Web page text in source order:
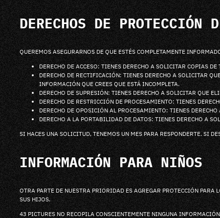
DERECHOS DE PROTECCIÓN
QUEREMOS ASEGURARNOS DE QUE ESTÉS COMPLETAMENTE
DERECHO DE ACCESO: TIENES DERECHO A SOLICITAR COPIAS
DERECHO DE RECTIFICACIÓN: TIENES DERECHO A SOLICITAR
INFORMACIÓN QUE CREES QUE ESTÁ INCOMPLETA.
DERECHO DE SUPRESIÓN: TIENES DERECHO A SOLICITAR QUE
DERECHO DE RESTRICCIÓN DE PROCESAMIENTO: TIENES
DERECHO DE OPOSICIÓN AL PROCESAMIENTO: TIENES
DERECHO A LA PORTABILIDAD DE DATOS: TIENES DERECHO A
SI HACES UNA SOLICITUD, TENEMOS UN MES PARA RESPONDERTE. SI
INFORMACIÓN PARA NIÑOS
OTRA PARTE DE NUESTRA PRIORIDAD ES AGREGAR PROTECCIÓN
SUS HIJOS.
43 PICTURES NO RECOPILA CONSCIENTEMENTE NINGUNA